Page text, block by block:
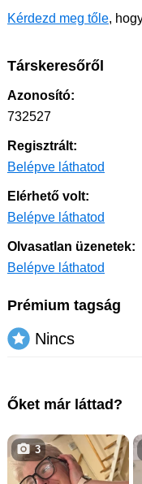
Kérdezd meg tőle,
Társkeresőről
Azonosító:
732527
Regisztrált:
Belépve láthatod
Elérhető volt:
Belépve láthatod
Olvasatlan üzenetek:
Belépve láthatod
Prémium tagság
Nincs
Őket már láttad?
3